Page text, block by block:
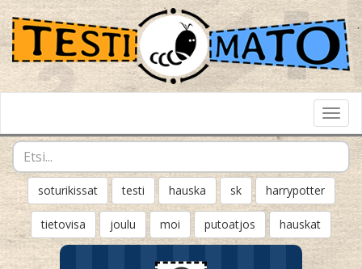
soturikissat testi hauska sk harrypotter
tietovisa joulu moi putoatjos hauskat